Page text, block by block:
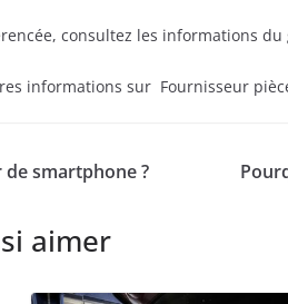
consultez les informations du
informations sur Fournisseur
smartphone ?
aimer